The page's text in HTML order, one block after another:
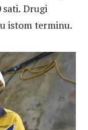
sati.Drugi
u istom terminu.